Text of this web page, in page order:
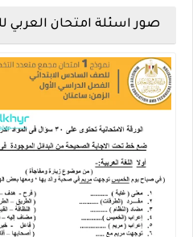
صور اسئلة امتحان العربي